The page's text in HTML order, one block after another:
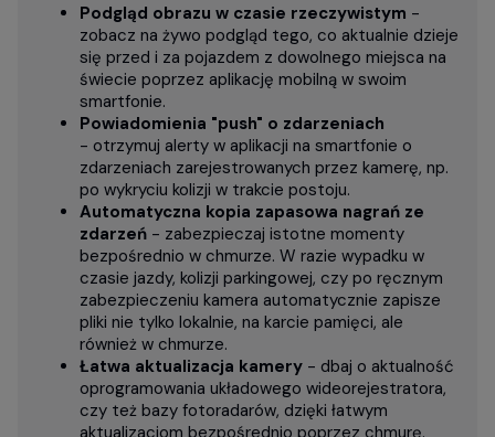
Podgląd obrazu w czasie rzeczywistym -
zobacz na żywo podgląd tego, co aktualnie dzieje
się przed i za pojazdem z dowolnego miejsca na
świecie poprzez aplikację mobilną w swoim
smartfonie.
Powiadomienia "push" o zdarzeniach
- otrzymuj alerty w aplikacji na smartfonie o
zdarzeniach zarejestrowanych przez kamerę, np.
po wykryciu kolizji w trakcie postoju.
Automatyczna kopia zapasowa nagrań ze
zdarzeń - zabezpieczaj istotne momenty
bezpośrednio w chmurze. W razie wypadku w
czasie jazdy, kolizji parkingowej, czy po ręcznym
zabezpieczeniu kamera automatycznie zapisze
pliki nie tylko lokalnie, na karcie pamięci, ale
również w chmurze.
Łatwa aktualizacja kamery - dbaj o aktualność
oprogramowania układowego wideorejestratora,
czy też bazy fotoradarów, dzięki łatwym
aktualizacjom bezpośrednio poprzez chmurę.